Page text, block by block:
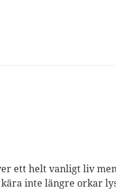
ett helt vanligt liv
inte längre orkar